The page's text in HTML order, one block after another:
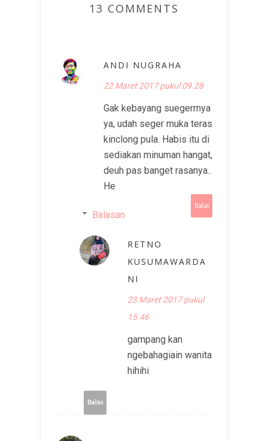
13 COMMENTS
ANDI NUGRAHA
22 Maret 2017 pukul 09.28
Gak kebayang suegerrnya
ya, udah seger muka teras
kinclong pula. Habis itu di
sediakan minuman hangat,
deuh pas banget rasanya..
He
Balas
Balasan
RETNO
KUSUMAWARDA
NI
23 Maret 2017 pukul
15.46
gampang kan
ngebahagiain wanita
hihihi
Balas